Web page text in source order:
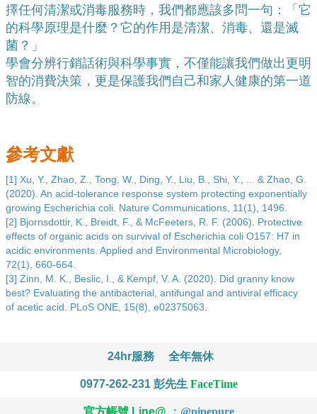
擇任何清潔或消毒服務時，我們都應該多問一句：「它
的科學原理是什麼？它的作用是清潔、消毒、還是滅
菌？」
學會分辨行銷話術與科學事實，不僅能讓我們做出更明
智的消費決策，更是保護我們自己和家人健康的第一道
防線。
參考文獻
[1] Xu, Y., Zhao, Z., Tong, W., Ding, Y., Liu, B., Shi, Y., ... & Zhao, G.
(2020). An acid-tolerance response system protecting exponentially
growing Escherichia coli. Nature Communications, 11(1), 1496.
[2] Bjornsdottir, K., Breidt, F., & McFeeters, R. F. (2006). Protective
effects of organic acids on survival of Escherichia coli O157: H7 in
acidic environments. Applied and Environmental Microbiology,
72(1), 660-664.
[3] Zinn, M. K., Beslic, I., & Kempf, V. A. (2020). Did granny know
best? Evaluating the antibacterial, antifungal and antiviral efficacy
of acetic acid. PLoS ONE, 15(8), e02375063
24hr服務 全年無休
0977-262-231 彭先生 FaceTime
官方帳號 Line@ ： @pipepure